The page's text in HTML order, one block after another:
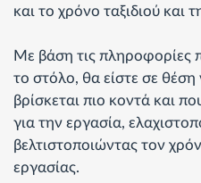
και το χρόνο ταξιδιού και
Με βάση τις πληροφορίες
το στόλο, θα είστε σε θέση
βρίσκεται πιο κοντά και
για την εργασία,
βελτιστοποιώντας τον
εργασίας.